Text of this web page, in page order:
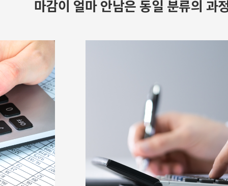
마감이 얼마 안남은 동일 분류의 과